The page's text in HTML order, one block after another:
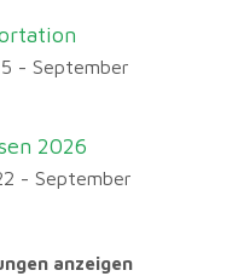
- September
2026
- September
anzeigen